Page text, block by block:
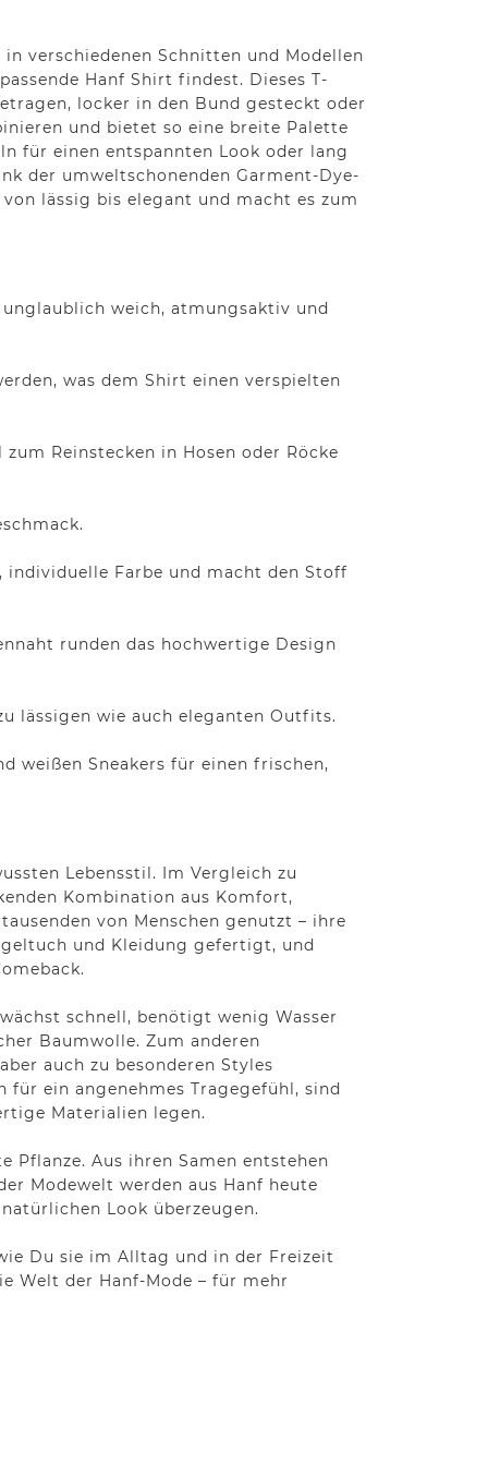
verschiedenen Schnitten und Modellen
Hanf Shirt findest. Dieses T-
locker in den Bund gesteckt oder
und bietet so eine breite Palette
für einen entspannten Look oder lang
der umweltschonenden Garment-Dye-
lässig bis elegant und macht es zum
weich, atmungsaktiv und
was dem Shirt einen verspielten
Reinstecken in Hosen oder Röcke
individuelle Farbe und macht den Stoff
runden das hochwertige Design
lässigen wie auch eleganten Outfits.
weißen Sneakers für einen frischen,
Lebensstil. Im Vergleich zu
Kombination aus Komfort,
von Menschen genutzt – ihre
und Kleidung gefertigt, und
schnell, benötigt wenig Wasser
Baumwolle. Zum anderen
auch zu besonderen Styles
ein angenehmes Tragegefühl, sind
Materialien legen.
Aus ihren Samen entstehen
Modewelt werden aus Hanf heute
Look überzeugen.
Du sie im Alltag und in der Freizeit
Welt der Hanf-Mode – für mehr